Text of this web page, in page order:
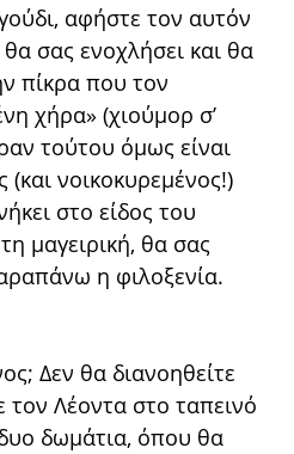
αφήστε τον αυτόν
σας ενοχλήσει και θα
πίκρα που τον
χήρα» (χιούμορ σ’
τούτου όμως είναι
(και νοικοκυρεμένος!)
στο είδος του
μαγειρική, θα σας
η φιλοξενία.
Δεν θα διανοηθείτε
Λέοντα στο ταπεινό
δωμάτια, όπου θα